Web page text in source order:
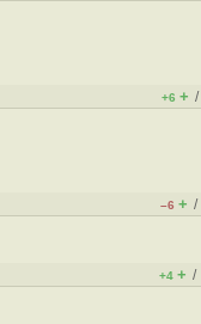
+6 + /
–6 + /
+4 + /